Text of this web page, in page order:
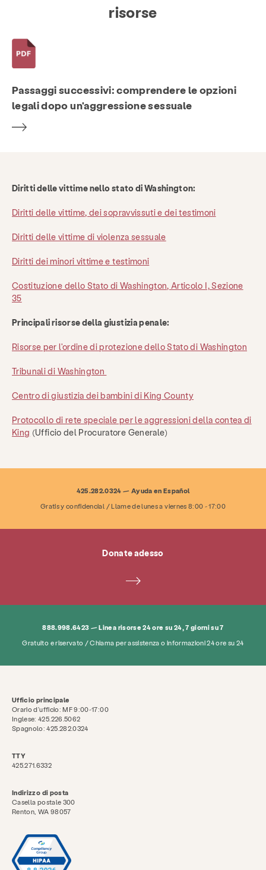
Panoramica dei servizi Linea delle risorse Terapia
Di Notizie e blog Contatto occupazione
FAQ Donare
Cerca KCSARC
risorse
Passaggi successivi: comprendere le opzioni
legali dopo un'aggressione sessuale
Diritti delle vittime nello stato di Washington:
Diritti delle vittime, dei sopravvissuti e dei testimoni
Diritti delle vittime di violenza sessuale
Diritti dei minori vittime e testimoni
Costituzione dello Stato di Washington, Articolo I, Sezione
35
Principali risorse della giustizia penale:
Risorse per l'ordine di protezione dello Stato di Washington
Tribunali di Washington
Centro di giustizia dei bambini di King County
Protocollo di rete speciale per le aggressioni della contea di
King (Ufficio del Procuratore Generale)
425.282.0324 — Ayuda en Español
Gratis y confidencial / Llame de lunes a viernes 8:00 - 17:00
Donate adesso
888.998.6423 — Linea risorse 24 ore su 24, 7 giorni su 7
Gratuito e riservato / Chiama per assistenza o informazioni 24 ore su 24
Ufficio principale
Orario d'ufficio: MF 9:00-17:00
Inglese: 425.226.5062
Spagnolo: 425.282.0324
TTY
425.271.6332
Indirizzo di posta
Casella postale 300
Renton, WA 98057